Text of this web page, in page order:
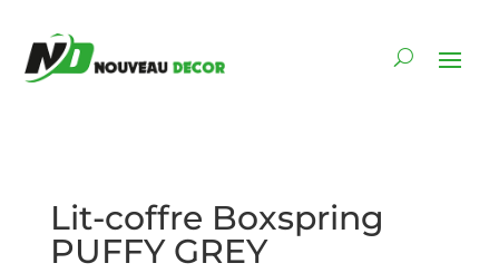
Lit-coffre Boxspring
PUFFY GREY